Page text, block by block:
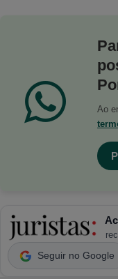
Ao
Seguir no Google